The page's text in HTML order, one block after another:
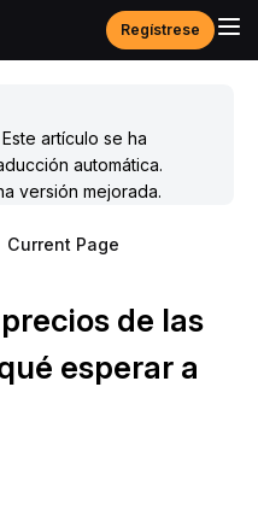
Regístrese
artículo se ha
automática.
versión mejorada.
Current Page
de las
esperar a